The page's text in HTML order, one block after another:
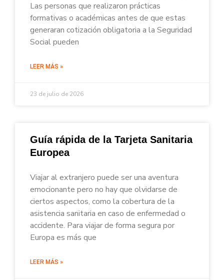
Las personas que realizaron prácticas
formativas o académicas antes de que estas
generaran cotización obligatoria a la Seguridad
Social pueden
LEER MÁS »
23 de julio de 2026
Guía rápida de la Tarjeta Sanitaria
Europea
Viajar al extranjero puede ser una aventura
emocionante pero no hay que olvidarse de
ciertos aspectos, como la cobertura de la
asistencia sanitaria en caso de enfermedad o
accidente. Para viajar de forma segura por
Europa es más que
LEER MÁS »